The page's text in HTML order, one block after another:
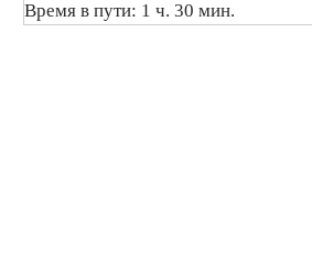
Время в пути: 1 ч. 30 мин.